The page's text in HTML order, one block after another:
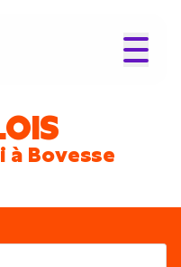
Bovesse